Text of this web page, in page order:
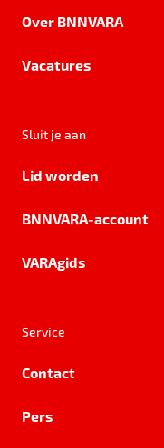
Over BNNVARA
Vacatures
Sluit je aan
Lid worden
BNNVARA-account
VARAgids
Service
Contact
Pers